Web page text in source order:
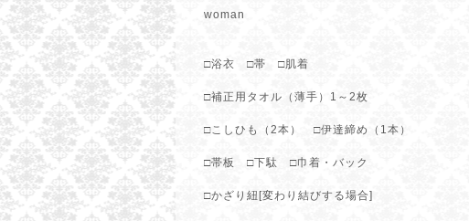
woman
□浴衣 □帯 □肌着
□補正用タオル（薄手）1～2枚
□こしひも（2本） □伊達締め（1本）
□帯板 □下駄 □巾着・バック
□かざり紐[変わり結びする場合]